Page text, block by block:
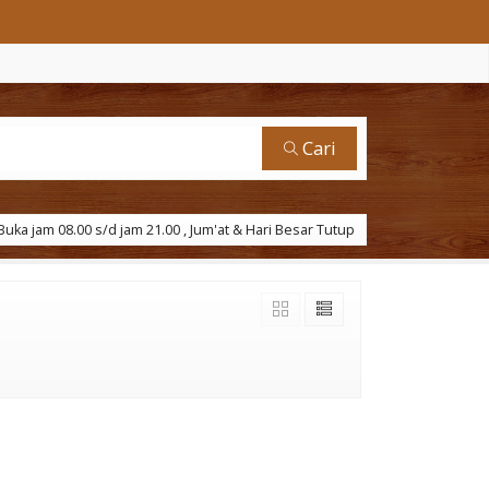
Cari
jam 08.00 s/d jam 21.00 , Jum'at & Hari Besar Tutup